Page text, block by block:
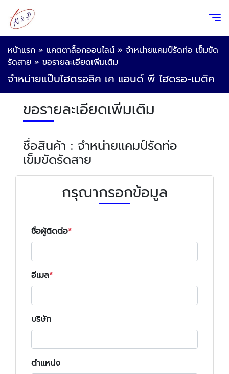
หน้าแรก » แคตตาล็อกออนไลน์ » จำหน่ายแคมป์รัดท่อ เข็มขัด
รัดสาย » ขอรายละเอียดเพิ่มเติม
จำหน่ายแป๊บไฮดรอลิค เค แอนด์ พี ไฮดรอ-เมติค
ขอรายละเอียดเพิ่มเติม
ชื่อสินค้า : จำหน่ายแคมป์รัดท่อ
เข็มขัดรัดสาย
กรุณากรอกข้อมูล
ชื่อผู้ติดต่อ
อีเมล
บริษัท
ตำแหน่ง